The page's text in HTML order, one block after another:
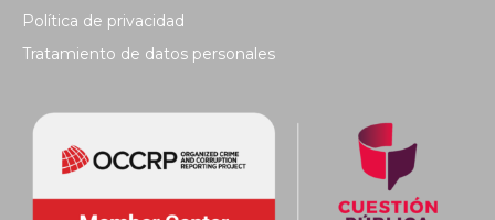
Política de privacidad
Tratamiento de datos personales